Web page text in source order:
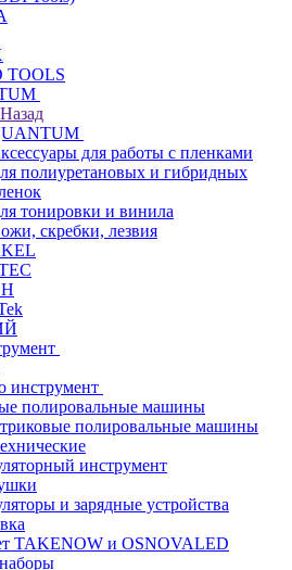
TOOLS
Назад
для работы с пленками
полиуретановых и гибридных
тонировки и винила
скребки, лезвия
инструмент
полировальные машины
полировальные машины
инструмент
и зарядные устройства
TAKENOW и OSNOVALED